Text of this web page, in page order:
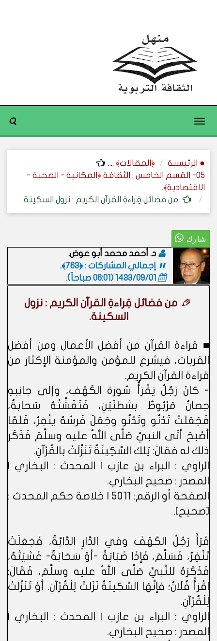
Toggle
● الرئيسية ﴿المقالات﴾ ....
05- القسم الخامس : الثقافة ﴿المكانية - الصحية -
الاقتصادية﴾.
من فضائل قِراءةِ القرآن الكريم : نزول السكينة.
د. أحمد محمد أبو عوض.
إجمالي المشاركات : ﴿763﴾.
1433/09/01 (06:01 صباحاً)
.
من فضائل قِراءةِ القرآن الكريم : نزول
السكينة.
■ قراءة القرآن من أفضل الأعمال ومن أفضل
القربات، فيشرع للمؤمن والمؤمنة الإكثار من
قراءة القرآن الكريم.
- كانَ رَجُلٌ يَقْرَأُ سُورَةَ الكَهْفِ، وإلَى جانِبِهِ
حِصانٌ مَرْبُوطٌ بشَطَنَيْنِ، فَتَغَشَّتْهُ سَحابَةٌ،
فَجَعَلَتْ تَدْنُو وتَدْنُو وجَعَلَ فَرَسُهُ يَنْفِرُ، فَلَمَّا
أصْبَحَ أتَى النبيَّ صَلَّى اللهُ عليه وسلَّمَ فَذَكَرَ
ذلكَ له فقالَ: تِلكَ السَّكِينَةُ تَنَزَّلَتْ بالقُرْآنِ.
الراوي : البراء بن عازب | المحدث : البخاري |
المصدر : صحيح البخاري.
الصفحة أو الرقم: 5011 | خلاصة حكم المحدث :
[صحيح].
قَرَأَ رَجُلٌ الكَهْفَ وفي الدَّارِ الدَّابَّةُ، فَجَعَلَتْ
تَنْفِرُ، فَسَلَّمَ، فَإِذَا ضَبَابَةٌ -أوْ سَحَابَةٌ- غَشِيَتْهُ،
فَذَكَرَهُ للنَّبيِّ صَلَّى اللهُ عليه وسلَّمَ، فَقَالَ:
اقْرَأْ فُلَانُ؛ فإنَّهَا السَّكِينَةُ نَزَلَتْ لِلْقُرْآنِ. أوْ تَنَزَّلَتْ
لِلْقُرْآنِ.
الراوي : البراء بن عازب | المحدث : البخاري |
المصدر : صحيح البخاري.